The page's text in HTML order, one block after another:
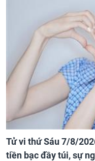
Tử vi thứ Sáu 7/8/
tiền bạc đầy túi, sự